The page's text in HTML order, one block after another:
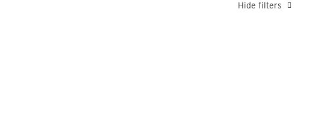
Hide filters